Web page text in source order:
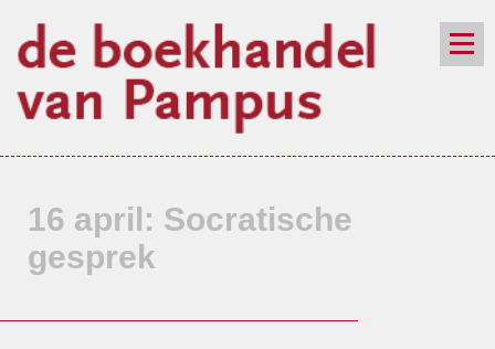
16 april: Socratische
gesprek